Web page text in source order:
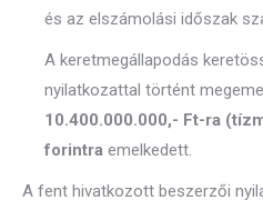
és az elszámolási időszak
A keretmegállapodás
nyilatkozattal történt
10.400.000.000,- Ft-ra
forintra emelkedett.
A fent hivatkozott beszerzői